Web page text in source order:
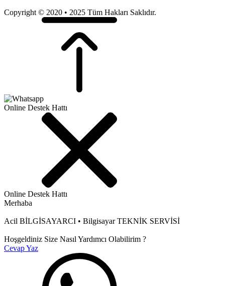
Copyright © 2020 • 2025 Tüm Hakları Saklıdır.
Online Destek Hattı
Online Destek Hattı
Merhaba
Acil BİLGİSAYARCI • Bilgisayar TEKNİK SERVİSİ
Hoşgeldiniz Size Nasıl Yardımcı Olabilirim ?
Cevap Yaz